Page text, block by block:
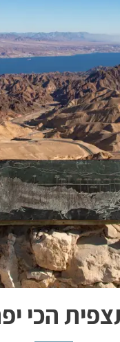
הכי